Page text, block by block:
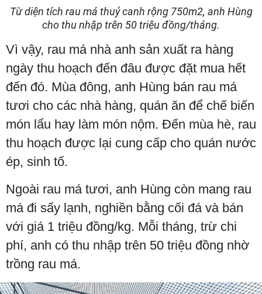
Từ diện tích rau má thuỷ canh rộng 750m2, anh Hùng
cho thu nhập trên 50 triệu đồng/tháng.
Vì vậy, rau má nhà anh sản xuất ra hàng
ngày thu hoạch đến đâu được đặt mua hết
đến đó. Mùa đông, anh Hùng bán rau má
tươi cho các nhà hàng, quán ăn để chế biến
món lẩu hay làm món nộm. Đến mùa hè, rau
thu hoạch được lại cung cấp cho quán nước
ép, sinh tố.
Ngoài rau má tươi, anh Hùng còn mang rau
má đi sấy lạnh, nghiền bằng cối đá và bán
với giá 1 triệu đồng/kg. Mỗi tháng, trừ chi
phí, anh có thu nhập trên 50 triệu đồng nhờ
trồng rau má.